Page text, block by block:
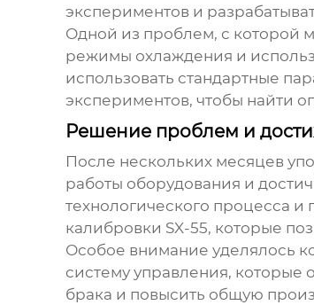
экспериментов и
Одной из проблем, с которой
режимы охлаждения и
использовать стандартные
экспериментов, чтобы найти
Решение проблем и
После нескольких месяцев
работы оборудования и
технологического процесса
калибровки SX-55, которые
Особое внимание уделялось
систему управления, которые
брака и повысить общую